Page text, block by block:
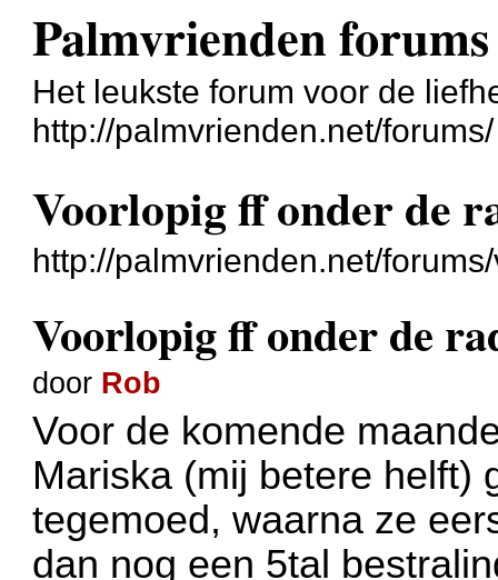
Palmvrienden forums
Het leukste forum voor de
http://palmvrienden.net/forums/
Voorlopig ff onder de
http://palmvrienden.net/
Voorlopig ff onder de
door Rob
Voor de komende
Mariska (mij betere helft)
tegemoed, waarna ze
dan nog een 5tal